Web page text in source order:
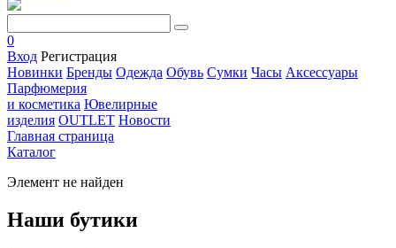
0
Вход Регистрация
Новинки Бренды Одежда Обувь Сумки Часы Аксессуары
Парфюмерия
и косметика Ювелирные
изделия OUTLET Новости
Главная страница
Каталог
Элемент не найден
Наши бутики